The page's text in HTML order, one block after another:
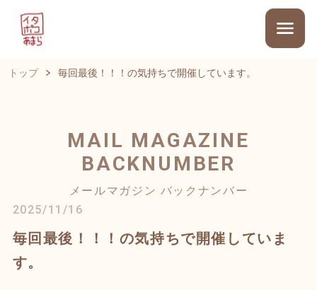
トップ 毎回最後！！！の気持ちで開催しています。
MAIL MAGAZINE
BACKNUMBER
メールマガジン バックナンバー
2025/11/16
毎回最後！！！の気持ちで開催していま
す。